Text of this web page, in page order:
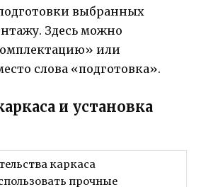
выбранных
Здесь можно
или
слова «подготовка».
и установка
каркаса
прочные